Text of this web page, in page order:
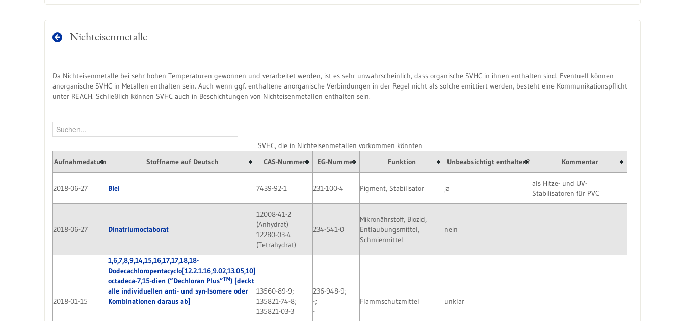
Nichteisenmetalle
Da Nichteisenmetalle bei sehr hohen Temperaturen gewonnen und verarbeitet werden, ist es sehr unwahrscheinlich, dass organische SVHC in ihnen enthalten sind. Eventuell können
anorganische SVHC in Metallen enthalten sein. Auch wenn ggf. enthaltene anorganische Verbindungen in der Regel nicht als solche emittiert werden, besteht eine Kommunikationspflicht
unter REACH. Schließlich können SVHC auch in Beschichtungen von Nichteisenmetallen enthalten sein.
SVHC, die in Nichteisenmetallen vorkommen könnten
Aufnahmedatum
Stoffname auf Deutsch CAS-Nummer EG-Nummer Funktion Unbeabsichtigt enthalten? Kommentar
2018-06-27 Blei 7439-92-1 231-100-4 Pigment, Stabilisator ja
als Hitze- und UV-
Stabilisatoren für PVC
2018-06-27 Dinatriumoctaborat
12008-41-2
(Anhydrat)
12280-03-4
(Tetrahydrat)
234-541-0
Mikronährstoff, Biozid,
Entlaubungsmittel,
Schmiermittel
nein
2018-01-15
1,6,7,8,9,14,15,16,17,17,18,18-
Dodecachloropentacyclo[12.2.1.16,9.02,13.05,10]
octadeca-7,15-dien (“Dechloran Plus”TM) [deckt
alle individuellen anti- und syn-Isomere oder
Kombinationen daraus ab]
13560-89-9;
135821-74-8;
135821-03-3
236-948-9;
-;
-
Flammschutzmittel unklar